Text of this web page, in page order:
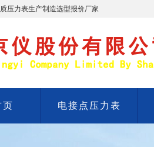
压力表生产制造选型报价厂家
页 电接点压力表